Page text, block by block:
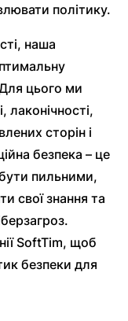
політику.
наша
цього ми
лаконічності,
сторін і
безпека – це
пильними,
свої знання та
SoftTim, щоб
безпеки для